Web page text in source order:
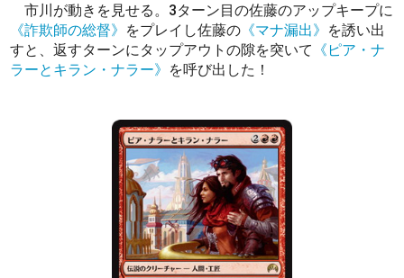
市川が動きを見せる。3ターン目の佐藤のアップキープに
《詐欺師の総督》 をプレイし佐藤の 《マナ漏出》 を誘い出
すと、返すターンにタップアウトの隙を突いて 《ピア・ナ
ラーとキラン・ナラー》 を呼び出した！